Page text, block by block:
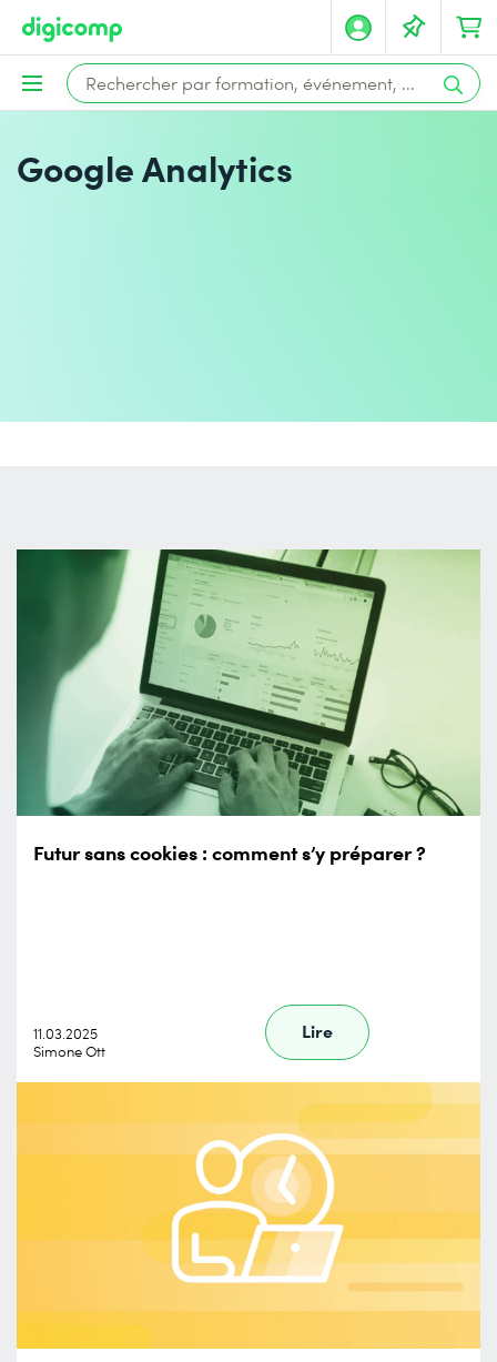
Google Analytics
Futur sans cookies : comment s’y préparer ?
11.03.2025
Simone Ott
Lire